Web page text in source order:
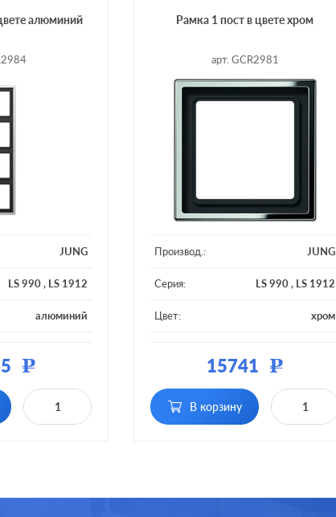
алюминий
JUNG
LS 990, LS 1912
алюминий
Р
Рамка 1 пост в цвете хром
арт. GCR2981
Производ.: JUNG
Серия: LS 990, LS 1912
Цвет: хром
15741 Р
В корзину